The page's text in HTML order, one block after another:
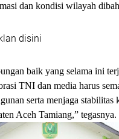
dan kondisi wilayah
disini
baik yang selama ini
TNI dan media harus
serta menjaga stabilitas
Aceh Tamiang,” tegasnya.